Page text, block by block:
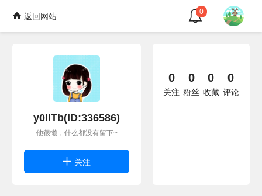
返回网站 0
y0IlTb(ID:336586)
他很懒，什么都没有留下~
关注
0
关注
0
粉丝
0
收藏
0
评论